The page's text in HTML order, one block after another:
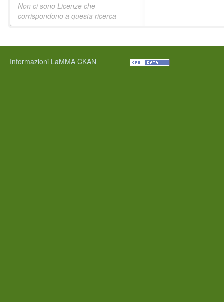
Non ci sono Licenze che
corrispondono a questa ricerca
Informazioni LaMMA CKAN